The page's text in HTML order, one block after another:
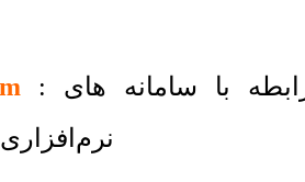
: فهرست مقالات و راهنماهای متنوع در رابطه با سامانه های